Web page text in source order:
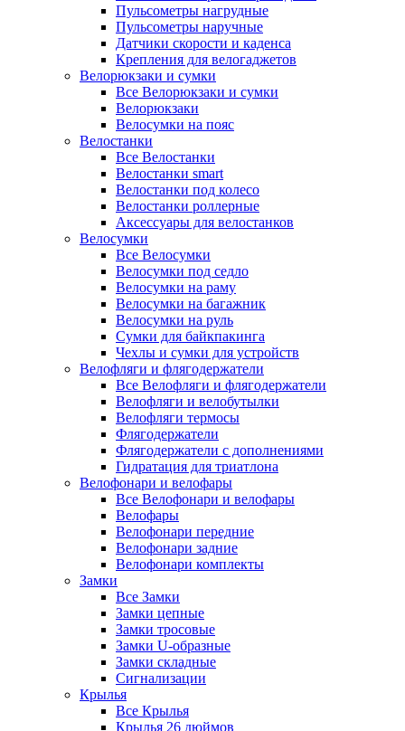
Пульсометры нагрудные
Пульсометры наручные
Датчики скорости и каденса
Крепления для велогаджетов
Велорюкзаки и сумки
Все Велорюкзаки и сумки
Велорюкзаки
Велосумки на пояс
Велостанки
Все Велостанки
Велостанки smart
Велостанки под колесо
Велостанки роллерные
Аксессуары для велостанков
Велосумки
Все Велосумки
Велосумки под седло
Велосумки на раму
Велосумки на багажник
Велосумки на руль
Сумки для байкпакинга
Чехлы и сумки для устройств
Велофляги и флягодержатели
Все Велофляги и флягодержатели
Велофляги и велобутылки
Велофляги термосы
Флягодержатели
Флягодержатели с дополнениями
Гидратация для триатлона
Велофонари и велофары
Все Велофонари и велофары
Велофары
Велофонари передние
Велофонари задние
Велофонари комплекты
Замки
Все Замки
Замки цепные
Замки тросовые
Замки U-образные
Замки складные
Сигнализации
Крылья
Все Крылья
Крылья 26 дюймов